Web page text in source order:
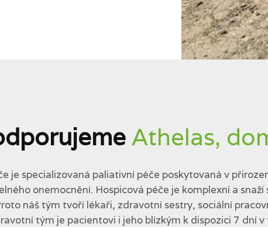
Athelas,
je specializovaná paliativní péče poskytovaná v
onemocnění. Hospicová péče je komplexní a
náš tým tvoří lékaři, zdravotní sestry, sociální
tým je pacientovi i jeho blízkým k dispozici 7 dní